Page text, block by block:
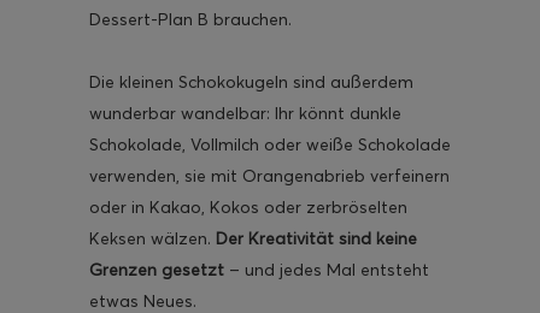
Dessert-Plan B brauchen.
Die kleinen Schokokugeln sind außerdem
wunderbar wandelbar: Ihr könnt dunkle
Schokolade, Vollmilch oder weiße Schokolade
verwenden, sie mit Orangenabrieb verfeinern
oder in Kakao, Kokos oder zerbröselten
Keksen wälzen. Der Kreativität sind keine
Grenzen gesetzt – und jedes Mal entsteht
etwas Neues.